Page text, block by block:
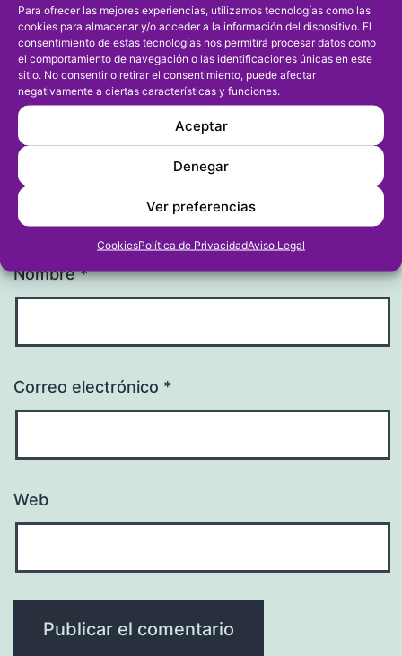
Para ofrecer las mejores experiencias, utilizamos tecnologías como las
cookies para almacenar y/o acceder a la información del dispositivo. El
consentimiento de estas tecnologías nos permitirá procesar datos como
el comportamiento de navegación o las identificaciones únicas en este
sitio. No consentir o retirar el consentimiento, puede afectar
negativamente a ciertas características y funciones.
Aceptar
Denegar
Ver preferencias
CookiesPolítica de PrivacidadAviso Legal
Los campos obligatorios están marcados con*
Comentario*
Nombre*
Correo electrónico *
Web